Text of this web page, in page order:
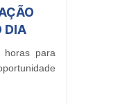
DIA
horas para